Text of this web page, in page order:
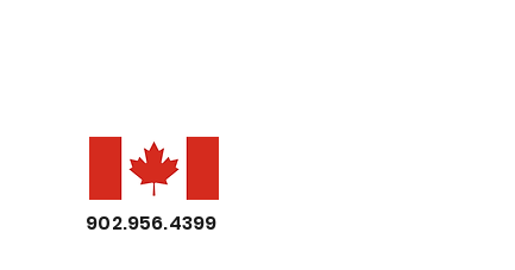
902.956.4399